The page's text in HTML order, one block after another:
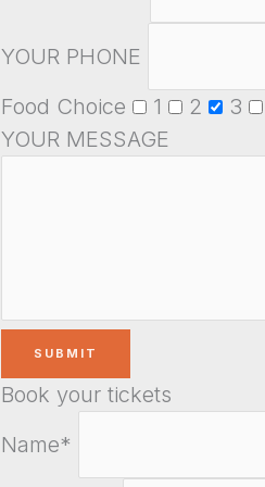
YOUR PHONE
Food Choice
1 2 3
YOUR MESSAGE
Book your tickets
Name*